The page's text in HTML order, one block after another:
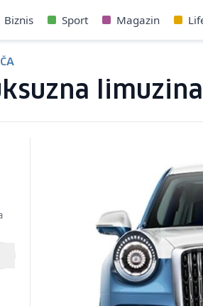
Biznis Sport Magazin